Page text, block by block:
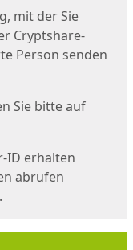
mit der Sie
Cryptshare-
Person senden
Sie bitte auf
ID erhalten
abrufen